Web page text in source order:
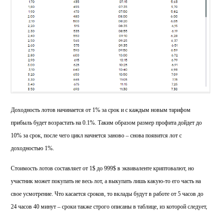
Доходность лотов начинается от 1% за срок и с каждым новым тарифом
прибыль будет возрастать на 0.1%. Таким образом размер профита дойдет до
10% за срок, после чего цикл начнется заново – снова появится лот с
доходностью 1%.
Стоимость лотов составляет от 1$ до 999$ в эквиваленте криптовалют, но
участник может покупать не весь лот, а выкупать лишь какую-то его часть на
свое усмотрение. Что касается сроков, то вклады будут в работе от 5 часов до
24 часов 40 минут – сроки также строго описаны в таблице, из которой следует,